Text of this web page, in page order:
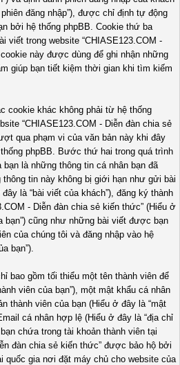
đăng nhập”), được chỉ định tự động
bởi hệ thống phpBB. Cookie thứ ba
viết trong website “CHIASE123.COM -
này được dùng để ghi nhận những
giúp bạn tiết kiệm thời gian khi tìm kiếm
cookie khác không phải từ hệ thống
“CHIASE123.COM - Diễn đàn chia sẻ
qua phạm vi của văn bản này khi đây
phpBB. Bước thứ hai trong quá trình
là những thông tin cá nhân bạn đã
tin này không bị giới hạn như gửi bài
là “bài viết của khách”), đăng ký thành
- Diễn đàn chia sẻ kiến thức” (Hiểu ở
bạn”) cũng như những bài viết được bạn
của chúng tôi và đăng nhập vào hệ
bạn”).
bao gồm tối thiểu một tên thành viên để
viên của bạn”), một mật khẩu cá nhân
thành viên của bạn (Hiểu ở đây là “mật
cá nhân hợp lệ (Hiểu ở đây là “địa chỉ
chứa trong tài khoản thành viên tại
đàn chia sẻ kiến thức” được bảo hộ bởi
quốc gia nơi đặt máy chủ cho website của